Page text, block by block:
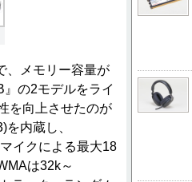
、メモリー容量が
の2モデルをライ
を向上させたのが
内蔵し、
イクによる最大18
は32k～